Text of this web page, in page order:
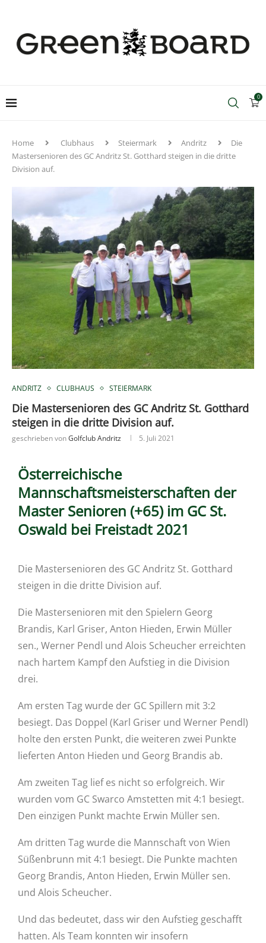
0
Home Clubhaus Steiermark Andritz
Die
Mastersenioren des GC Andritz St. Gotthard steigen in die dritte
Division auf.
ANDRITZ CLUBHAUS STEIERMARK
Die Mastersenioren des GC Andritz St. Gotthard
steigen in die dritte Division auf.
geschrieben vonGolfclub Andritz 5. Juli 2021
Österreichische
Mannschaftsmeisterschaften der
Master Senioren (+65) im GC St.
Oswald bei Freistadt 2021
Die Mastersenioren des GC Andritz St. Gotthard
steigen in die dritte Division auf.
Die Mastersenioren mit den Spielern Georg
Brandis, Karl Griser, Anton Hieden, Erwin Müller
sen., Werner Pendl und Alois Scheucher erreichten
nach hartem Kampf den Aufstieg in die Division
drei.
Am ersten Tag wurde der GC Spillern mit 3:2
besiegt. Das Doppel (Karl Griser und Werner Pendl)
holte den ersten Punkt, die weiteren zwei Punkte
lieferten Anton Hieden und Georg Brandis ab.
Am zweiten Tag lief es nicht so erfolgreich. Wir
wurden vom GC Swarco Amstetten mit 4:1 besiegt.
Den einzigen Punkt machte Erwin Müller sen.
Am dritten Tag wurde die Mannschaft von Wien
Süßenbrunn mit 4:1 besiegt. Die Punkte machten
Georg Brandis, Anton Hieden, Erwin Müller sen.
und Alois Scheucher.
Und das bedeutet, dass wir den Aufstieg geschafft
hatten. Als Team konnten wir insofern